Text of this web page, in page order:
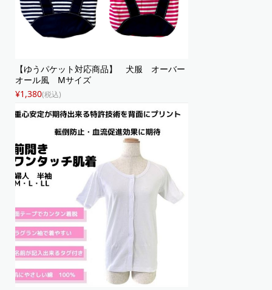
【ゆうパケット対応商品】 犬服 オーバー
オール風 Mサイズ
¥1,380(税込)